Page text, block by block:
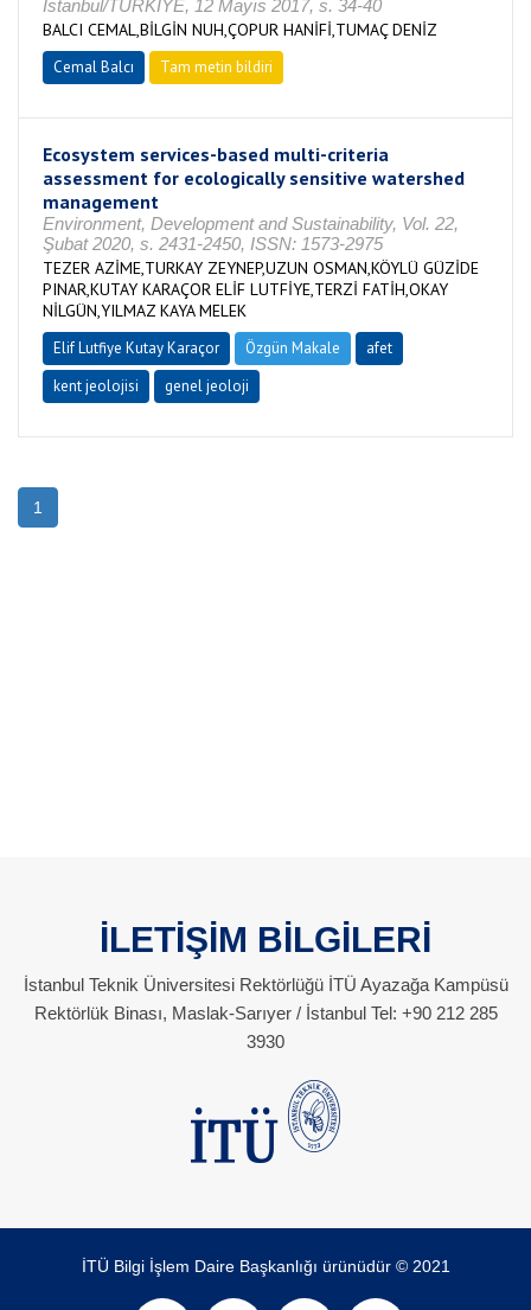
İstanbul/TÜRKİYE, 12 Mayıs 2017, s. 34-40
BALCI CEMAL,BİLGİN NUH,ÇOPUR HANİFİ,TUMAÇ DENİZ
Cemal Balcı Tam metin bildiri
Ecosystem services-based multi-criteria
assessment for ecologically sensitive watershed
management
Environment, Development and Sustainability, Vol. 22,
Şubat 2020, s. 2431-2450, ISSN: 1573-2975
TEZER AZİME,TURKAY ZEYNEP,UZUN OSMAN,KÖYLÜ GÜZİDE
PINAR,KUTAY KARAÇOR ELİF LUTFİYE,TERZİ FATİH,OKAY
NİLGÜN,YILMAZ KAYA MELEK
Elif Lutfiye Kutay Karaçor Özgün Makale
afet
kent jeolojisi
genel jeoloji
1
İLETİŞİM BİLGİLERİ
İstanbul Teknik Üniversitesi Rektörlüğü İTÜ Ayazağa Kampüsü
Rektörlük Binası, Maslak-Sarıyer / İstanbul Tel: +90 212 285
3930
İTÜ Bilgi İşlem Daire Başkanlığı ürünüdür © 2021